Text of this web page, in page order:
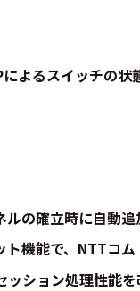
よるスイッチの
ルの確立時に自動
機能で、NTTコ
ション処理性能を